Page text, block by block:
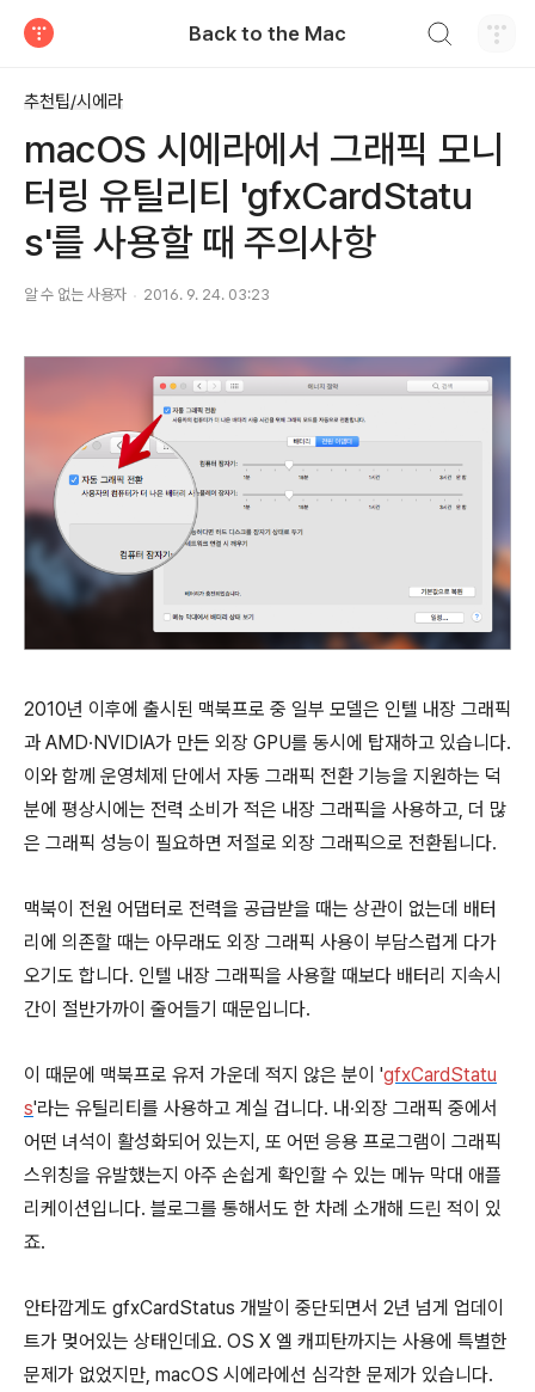
Back to the Mac
추천팁/시에라
macOS 시에라에서 그래픽 모니
터링 유틸리티 'gfxCardStatu
s'를 사용할 때 주의사항
알 수 없는 사용자 2016. 9. 24. 03:23
2010년 이후에 출시된 맥북프로 중 일부 모델은 인텔 내장 그래픽
과 AMD∙NVIDIA가 만든 외장 GPU를 동시에 탑재하고 있습니다.
이와 함께 운영체제 단에서 자동 그래픽 전환 기능을 지원하는 덕
분에 평상시에는 전력 소비가 적은 내장 그래픽을 사용하고, 더 많
은 그래픽 성능이 필요하면 저절로 외장 그래픽으로 전환됩니다.
맥북이 전원 어댑터로 전력을 공급받을 때는 상관이 없는데 배터
리에 의존할 때는 아무래도 외장 그래픽 사용이 부담스럽게 다가
오기도 합니다. 인텔 내장 그래픽을 사용할 때보다 배터리 지속시
간이 절반가까이 줄어들기 때문입니다.
이 때문에 맥북프로 유저 가운데 적지 않은 분이 'gfxCardStatu
s'라는 유틸리티를 사용하고 계실 겁니다. 내∙외장 그래픽 중에서
어떤 녀석이 활성화되어 있는지, 또 어떤 응용 프로그램이 그래픽
스위칭을 유발했는지 아주 손쉽게 확인할 수 있는 메뉴 막대 애플
리케이션입니다. 블로그를 통해서도 한 차례 소개해 드린 적이 있
죠.
안타깝게도 gfxCardStatus 개발이 중단되면서 2년 넘게 업데이
트가 멎어있는 상태인데요. OS X 엘 캐피탄까지는 사용에 특별한
문제가 없었지만, macOS 시에라에선 심각한 문제가 있습니다.